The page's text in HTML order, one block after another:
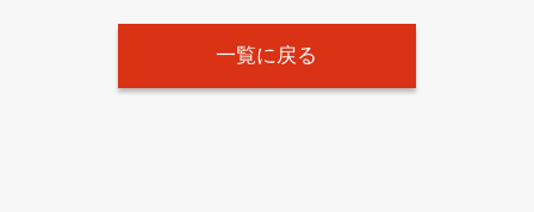
一覧に戻る